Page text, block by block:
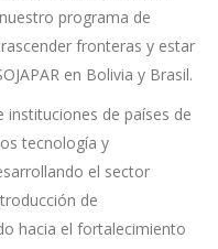
programa de
fronteras y estar
en Bolivia y Brasil.
instituciones de países de
tecnología y
el sector
de
hacia el fortalecimiento